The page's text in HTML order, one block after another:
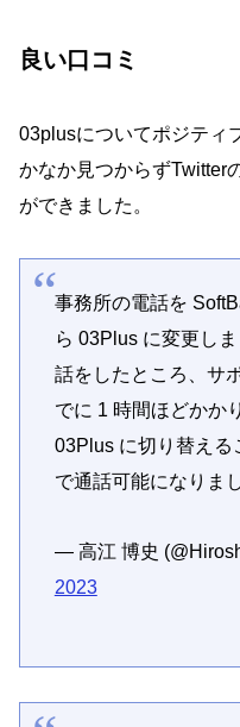
良い口コミ
03plusについてポジティ
かなか見つからずTwitter
ができました。
事務所の電話を
ら 03Plus に変更し
話をしたところ、サ
でに 1 時間ほどかか
03Plus に切り替える
で通話可能になりま
— 高江 博史
2023